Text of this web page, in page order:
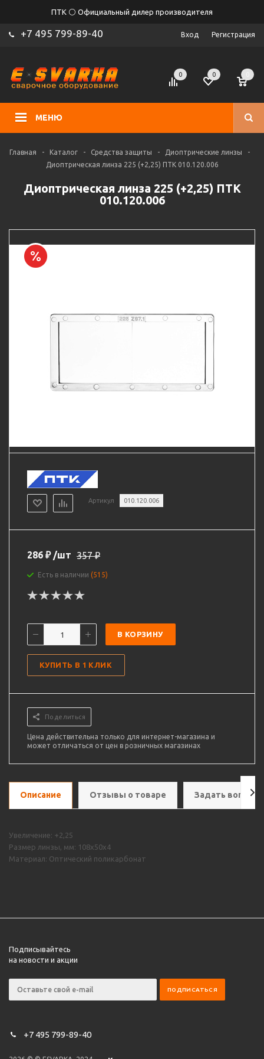
ПТК ⚪ Официальный дилер производителя
+7 495 799-89-40 Вход Регистрация
МЕНЮ
0 0
Главная - Каталог - Средства защиты - Диоптрические линзы
-
Диоптрическая линза 225 (+2,25) ПТК 010.120.006
Диоптрическая линза 225 (+2,25) ПТК
010.120.006
Артикул 010.120.006
286 ₽ /шт 357₽
Есть в наличии (515)
В КОРЗИНУ
КУПИТЬ В 1 КЛИК
Поделиться
Цена действительна только для интернет-магазина и
может отличаться от цен в розничных магазинах
Описание Отзывы о товаре Задать вопрос
Увеличение: +2,25
Размер линзы, мм: 108x50х4
Материал: Оптический поликарбонат
Подписывайтесь
на новости и акции
+7 495 799-89-40